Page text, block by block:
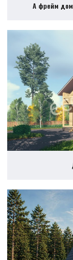
А фрейм